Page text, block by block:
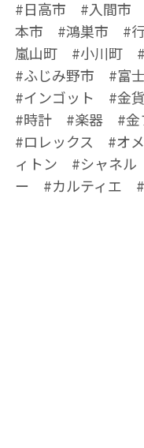
#日高市 #入間市
本市 #鴻巣市 #
嵐山町 #小川町
#ふじみ野市 #富
#インゴット #金
#時計 #楽器 #金
#ロレックス #オ
ィトン #シャネ
ー #カルティエ #